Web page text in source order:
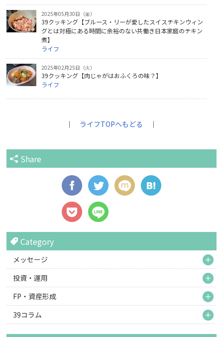
2025年05月30日（金）
39クッキング【ブルース・リーが愛したスイスチキンウィン
グとは対極にある時間に余裕のない共働き日本家庭のチキン
煮】
ライフ
2025年02月25日（火）
39クッキング【肉じゃがはおふくろの味？】
ライフ
｜ ライフTOPへもどる ｜
Share
Category
メッセージ
投資・運用
FP・資産形成
39コラム